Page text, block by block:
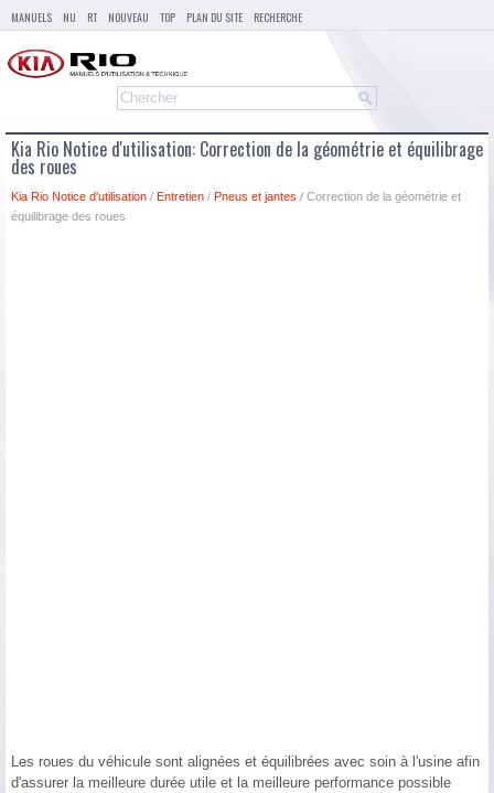
MANUELS NU RT NOUVEAU TOP PLAN DU SITE RECHERCHE
Kia Rio Notice d'utilisation: Correction de la géométrie et équilibrage
des roues
Kia Rio Notice d'utilisation / Entretien / Pneus et jantes / Correction de la géométrie et
équilibrage des roues
Les roues du véhicule sont alignées et équilibrées avec soin à l'usine afin
d'assurer la meilleure durée utile et la meilleure performance possible